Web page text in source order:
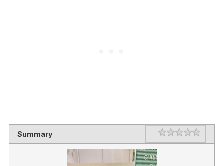
Summary Rating
1 star
2 stars
3 stars
4 stars
5 stars